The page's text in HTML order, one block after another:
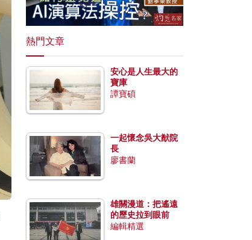
熱門文章
安心是人生最大的
寶庫
譚寶碩
一起懷念吳大猷院
長
廖書蘭
雄關漫道：把遙遠
的歷史拉到眼前
編輯精選